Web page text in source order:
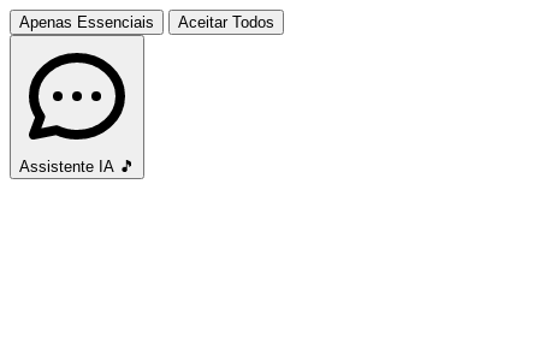
Apenas Essenciais Aceitar Todos
Assistente IA 🎵